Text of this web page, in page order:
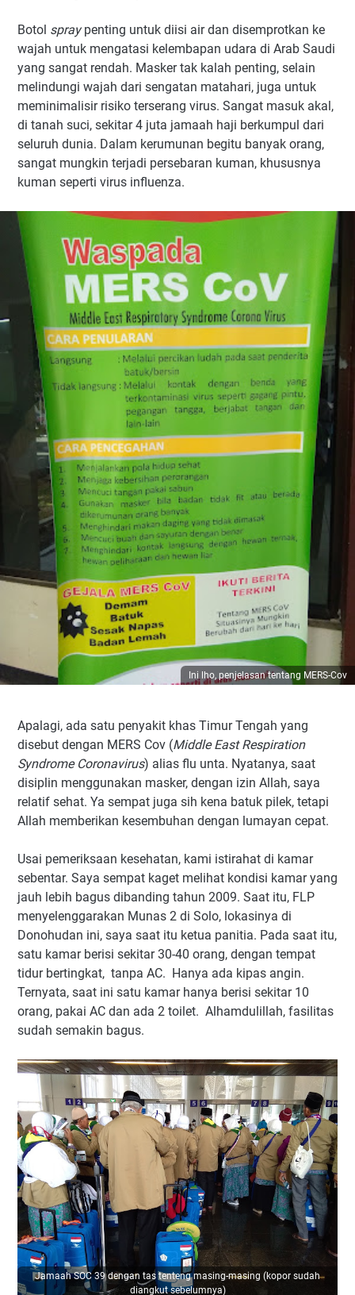
Botol spraypenting untuk diisi air dan disemprotkan ke
wajah untuk mengatasi kelembapan udara di Arab Saudi
yang sangat rendah. Masker tak kalah penting, selain
melindungi wajah dari sengatan matahari, juga untuk
meminimalisir risiko terserang virus. Sangat masuk akal,
di tanah suci, sekitar 4 juta jamaah haji berkumpul dari
seluruh dunia. Dalam kerumunan begitu banyak orang,
sangat mungkin terjadi persebaran kuman, khususnya
kuman seperti virus influenza.
Ini lho, penjelasan tentang MERS-Cov
Apalagi, ada satu penyakit khas Timur Tengah yang
disebut dengan MERS Cov (Middle East Respiration
Syndrome Coronavirus) alias flu unta. Nyatanya, saat
disiplin menggunakan masker, dengan izin Allah, saya
relatif sehat. Ya sempat juga sih kena batuk pilek, tetapi
Allah memberikan kesembuhan dengan lumayan cepat.
Usai pemeriksaan kesehatan, kami istirahat di kamar
sebentar. Saya sempat kaget melihat kondisi kamar yang
jauh lebih bagus dibanding tahun 2009. Saat itu, FLP
menyelenggarakan Munas 2 di Solo, lokasinya di
Donohudan ini, saya saat itu ketua panitia. Pada saat itu,
satu kamar berisi sekitar 30-40 orang, dengan tempat
tidur bertingkat, tanpa AC. Hanya ada kipas angin.
Ternyata, saat ini satu kamar hanya berisi sekitar 10
orang, pakai AC dan ada 2 toilet. Alhamdulillah, fasilitas
sudah semakin bagus.
Jamaah SOC 39 dengan tas tenteng masing-masing (kopor sudah
diangkut sebelumnya)